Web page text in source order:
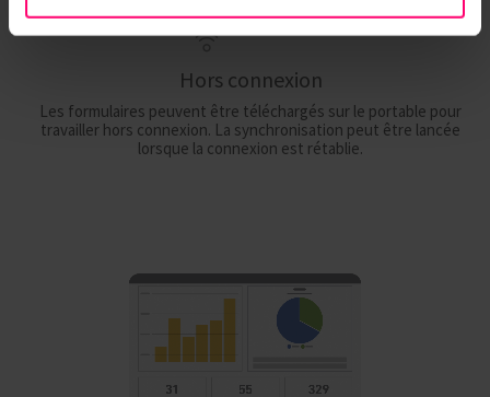
Hors connexion
Les formulaires peuvent être téléchargés sur le portable pour
travailler hors connexion. La synchronisation peut être lancée
lorsque la connexion est rétablie.